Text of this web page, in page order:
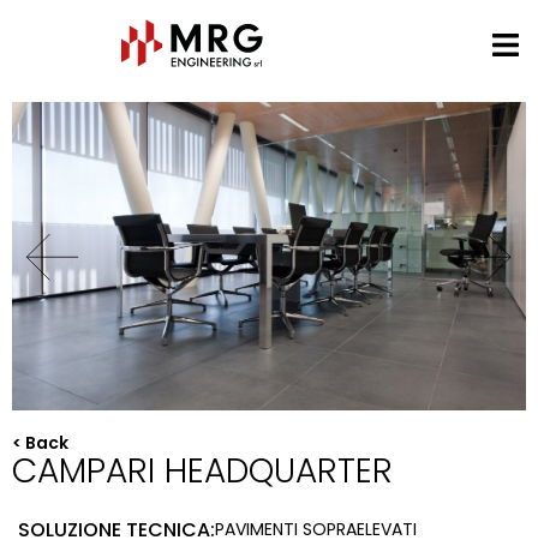
< Back
CAMPARI HEADQUARTER
SOLUZIONE TECNICA:PAVIMENTI SOPRAELEVATI